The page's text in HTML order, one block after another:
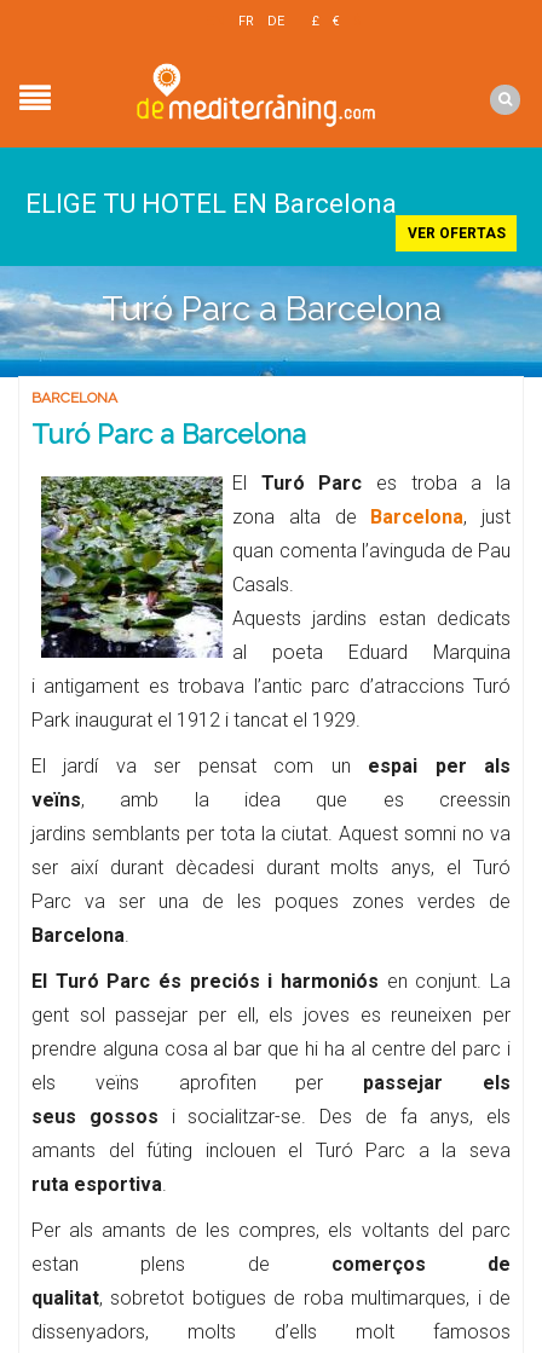
FR DE £ €
ELIGE TU HOTEL EN Barcelona
VER OFERTAS
Turó Parc a Barcelona
BARCELONA
Turó Parc a Barcelona
El Turó Parc es troba a la
zona alta de Barcelona, just
quan comenta l’avinguda de Pau
Casals.
Aquests jardins estan dedicats
al poeta Eduard Marquina
i antigament es trobava l’antic parc d’atraccions Turó
Park inaugurat el 1912 i tancat el 1929.
El jardí va ser pensat com un espai per als
veïns, amb la idea que es creessin
jardins semblants per tota la ciutat. Aquest somni no va
ser així durant dècadesi durant molts anys, el Turó
Parc va ser una de les poques zones verdes de
Barcelona.
El Turó Parc és preciós i harmoniós en conjunt. La
gent sol passejar per ell, els joves es reuneixen per
prendre alguna cosa al bar que hi ha al centre del parc i
els veïns aprofiten per passejar els
seus gossos i socialitzar-se. Des de fa anys, els
amants del fúting inclouen el Turó Parc a la seva
ruta esportiva.
Per als amants de les compres, els voltants del parc
estan plens de comerços de
qualitat, sobretot botigues de roba multimarques, i de
dissenyadors, molts d’ells molt famosos